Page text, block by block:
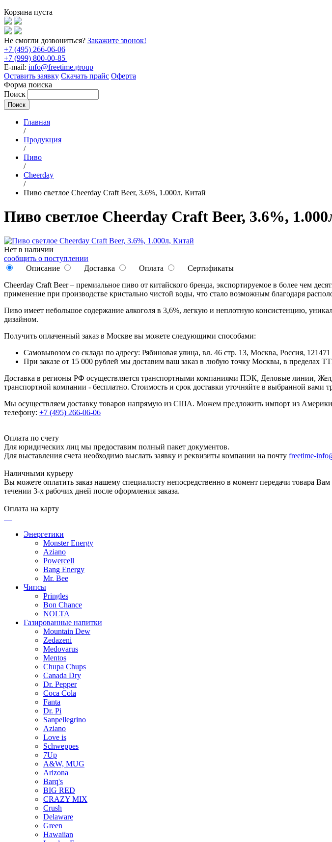
Корзина пуста
Не смогли дозвониться? Закажите звонок!
+7 (495) 266-06-06
+7 (999) 800-00-85
E-mail: info@freetime.group
Оставить заявку Скачать прайс Оферта
Форма поиска
Поиск
Главная
/
Продукция
/
Пиво
/
Cheerday
/
Пиво светлое Cheerday Craft Beer, 3.6%, 1.000л, Китай
Пиво светлое Cheerday Craft Beer, 3.6%,
Нет в наличии
сообщить о поступлении
Описание
Доставка Оплата
Сертификаты
Cheerday Craft Beer – премиальное пиво от китайского бренда, экспортируемое в более чем
применение при производстве кристально чистой воды, что стало возможным благодаря
Пиво имеет небольшое содержание алкоголя в 3,6%, легкую и неплотную консистенцию,
дизайном.
Получить оплаченный заказ в Москве вы можете следующими способами:
Самовывозом со склада по адресу: Рябиновая улица, вл. 46 стр. 13, Москва, Россия, 121471
При заказе от 15 000 рублей мы доставим ваш заказ в любую точку Москвы, в пределах
Доставка в регионы РФ осуществляется транспортными компаниями ПЭК, Деловые линии,
транспортной компании - бесплатно. Стоимость и срок доставки уточняйте в выбранной вами
Мы осуществляем доставку товаров напрямую из США. Можем предложить импорт из
телефону: +7 (495) 266-06-06
Оплата по счету
Для юридических лиц мы предоставим полный пакет документов.
Для выставления счета необходимо выслать заявку и реквизиты компании на почту freetime-
Наличными курьеру
Вы можете оплатить заказ нашему специалисту непосредственно в момент передачи товара
течении 3-х рабочих дней после оформления заказа.
Оплата на карту
Энергетики
Monster Energy
Aziano
Powercell
Bang Energy
Mr. Bee
Чипсы
Pringles
Bon Chance
NOLTA
Газированные напитки
Mountain Dew
Zedazeni
Medovarus
Mentos
Chupa Chups
Canada Dry
Dr. Pepper
Coca Cola
Fanta
Dr. Pi
Sanpellegrino
Aziano
Love is
Schweppes
7Up
A&W, MUG
Arizona
Barq's
BIG RED
CRAZY MIX
Crush
Delaware
Green
Hawaiian